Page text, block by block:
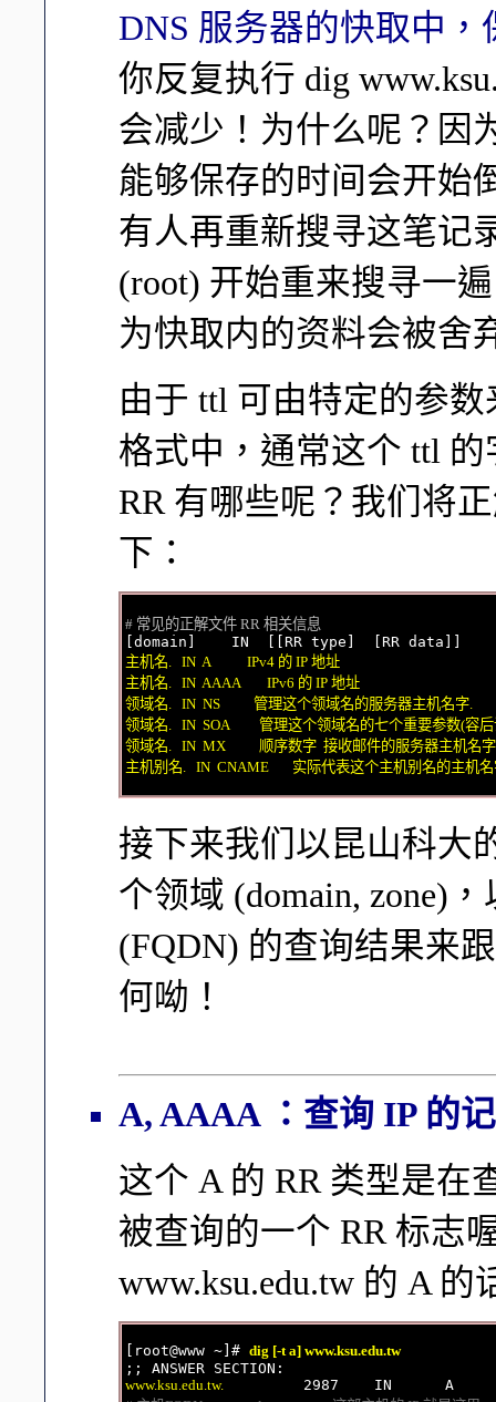
DNS 服务器的快取中
你反复执行 dig
会减少！为什么呢？因
能够保存的时间会开始
有人再重新搜寻这笔记
(root) 开始重来搜寻一
为快取内的资料会被舍
由于 ttl 可由特定的参
格式中，通常这个 ttl
RR 有哪些呢？我们将
下：
# 常见的正解文件 RR 相关信息
主机名.   IN  A           IPv4 的 IP 地址
主机名.   IN  AAAA        IPv6 的 IP 地址
领域名.   IN  NS          管理这个领域名的服务器主机名字.
领域名.   IN  SOA         管理这个领域名的七个重要参数(容
领域名.   IN  MX          顺序数字  接收邮件的服务器主机名字
主机别名.   IN  CNAME       实际代表这个主机别名的主机
接下来我们以昆山科大
个领域 (domain, zone)
(FQDN) 的查询结果来
何呦！
A, AAAA ：查询 IP 的
这个 A 的 RR 类型是在
被查询的一个 RR 标志
www.ksu.edu.tw 的 A
[root@www ~]# dig [-t a] www.ksu.edu.tw
www.ksu.edu.tw.